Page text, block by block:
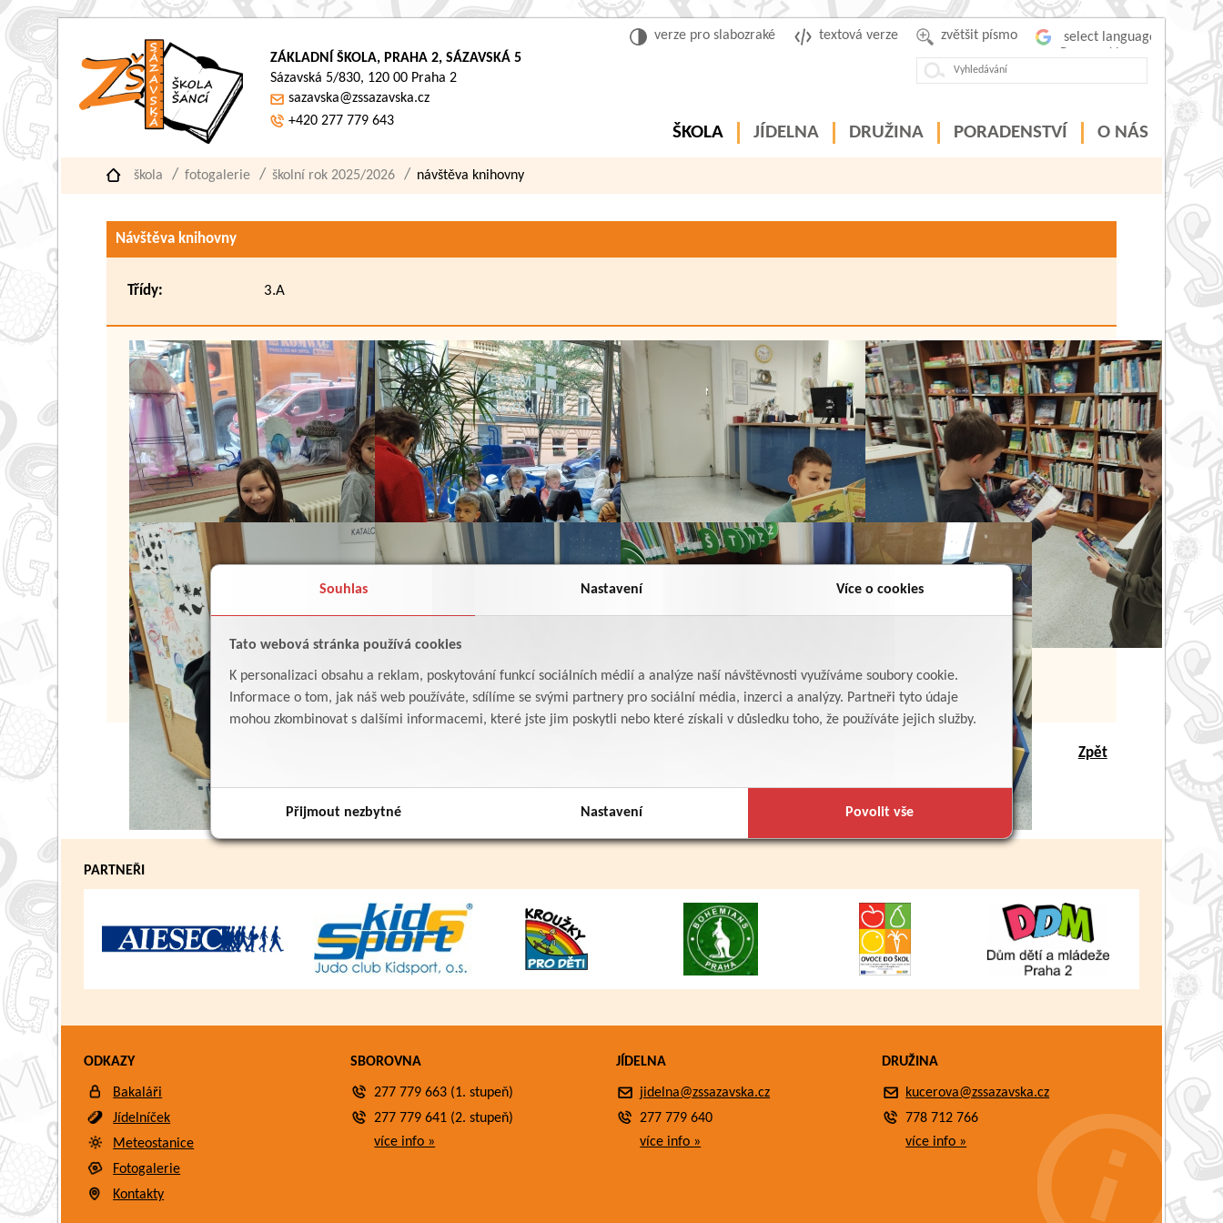
Souhlas Nastavení Více o cookies
Tato webová stránka používá cookies
K personalizaci obsahu a reklam, poskytování funkcí sociálních médií a analýze naší návštěvnosti využíváme soubory cookie.
Informace o tom, jak náš web používáte, sdílíme se svými partnery pro sociální média, inzerci a analýzy. Partneři tyto údaje
mohou zkombinovat s dalšími informacemi, které jste jim poskytli nebo které získali v důsledku toho, že používáte jejich služby.
Přijmout nezbytné Nastavení Povolit vše
zvětšit písmo
textová verze
verze pro slabozraké
ZÁKLADNÍ ŠKOLA, PRAHA 2, SÁZAVSKÁ 5
Sázavská 5/830, 120 00 Praha 2
sazavska@zssazavska.cz
+420 277 779 643
ŠKOLA JÍDELNA DRUŽINA PORADENSTVÍ O NÁS
škola fotogalerie školní rok 2025/2026 návštěva knihovny
Návštěva knihovny
Třídy: 3.A
Zpět
PARTNEŘI
ODKAZY
Bakaláři
Jídelníček
Meteostanice
Fotogalerie
Kontakty
SBOROVNA
277 779 663 (1. stupeň)
277 779 641 (2. stupeň)
více info »
JÍDELNA
jidelna@zssazavska.cz
277 779 640
více info »
DRUŽINA
kucerova@zssazavska.cz
778 712 766
více info »